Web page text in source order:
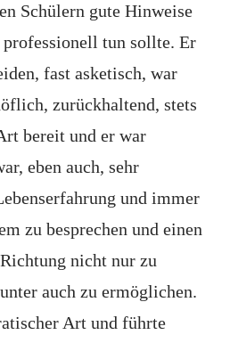
Schülern gute Hinweise
professionell tun sollte. Er
fast asketisch, war
zurückhaltend, stets
bereit und er war
eben auch, sehr
und immer
zu besprechen und einen
nicht nur zu
auch zu ermöglichen.
Art und führte